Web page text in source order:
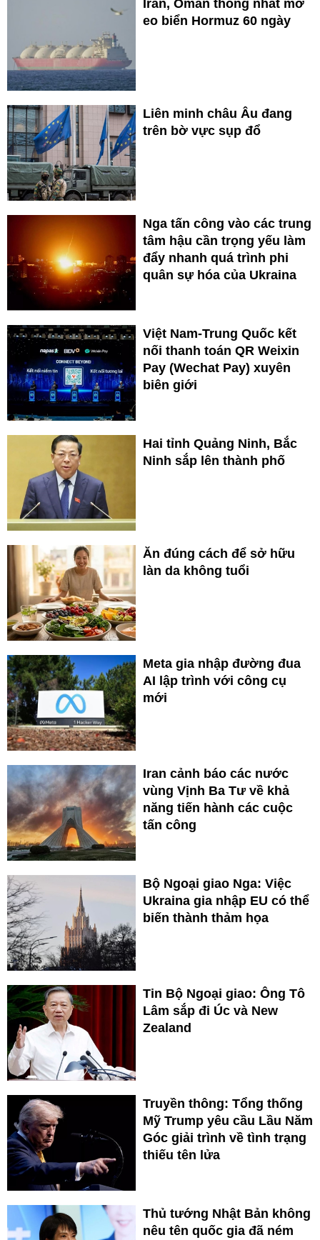
Iran, Oman thống nhất mở
eo biển Hormuz 60 ngày
Liên minh châu Âu đang
trên bờ vực sụp đổ
Nga tấn công vào các trung
tâm hậu cần trọng yếu làm
đẩy nhanh quá trình phi
quân sự hóa của Ukraina
Việt Nam-Trung Quốc kết
nối thanh toán QR Weixin
Pay (Wechat Pay) xuyên
biên giới
Hai tỉnh Quảng Ninh, Bắc
Ninh sắp lên thành phố
Ăn đúng cách để sở hữu
làn da không tuổi
Meta gia nhập đường đua
AI lập trình với công cụ
mới
Iran cảnh báo các nước
vùng Vịnh Ba Tư về khả
năng tiến hành các cuộc
tấn công
Bộ Ngoại giao Nga: Việc
Ukraina gia nhập EU có thể
biến thành thảm họa
Tin Bộ Ngoại giao: Ông Tô
Lâm sắp đi Úc và New
Zealand
Truyền thông: Tổng thống
Mỹ Trump yêu cầu Lầu Năm
Góc giải trình về tình trạng
thiếu tên lửa
Thủ tướng Nhật Bản không
nêu tên quốc gia đã ném